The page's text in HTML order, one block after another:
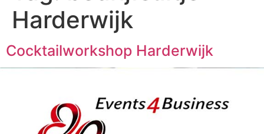
Harderwijk
Cocktailworkshop Harderwijk